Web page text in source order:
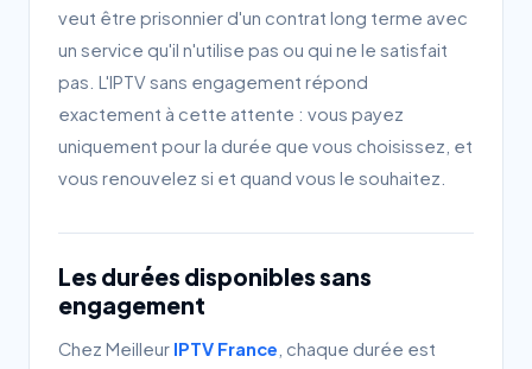
veut être prisonnier d'un contrat long terme avec
un service qu'il n'utilise pas ou qui ne le satisfait
pas. L'IPTV sans engagement répond
exactement à cette attente : vous payez
uniquement pour la durée que vous choisissez, et
vous renouvelez si et quand vous le souhaitez.
Les durées disponibles sans
engagement
Chez Meilleur IPTV France , chaque durée est